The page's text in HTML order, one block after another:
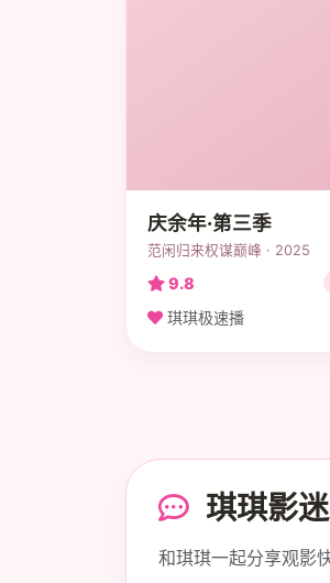
庆余年·第三季
范闲归来权谋巅峰 · 2025
9.8
琪琪极速播
琪琪影
和琪琪一起分享观影